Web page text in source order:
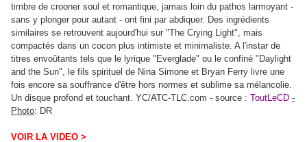
timbre de crooner soul et romantique, jamais loin du pathos larmoyant -
sans y plonger pour autant - ont fini par abdiquer. Des ingrédients
similaires se retrouvent aujourd'hui sur "The Crying Light", mais
compactés dans un cocon plus intimiste et minimaliste. A l'instar de
titres envoûtants tels que le lyrique "Everglade" ou le confiné "Daylight
and the Sun", le fils spirituel de Nina Simone et Bryan Ferry livre une
fois encore sa souffrance d'être hors normes et sublime sa mélancolie.
Un disque profond et touchant. YC/ATC-TLC.com - source : ToutLeCD -
Photo: DR
VOIR LA VIDEO >